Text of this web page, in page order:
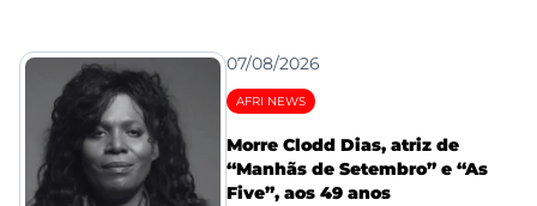
07/08/2026
AFRI NEWS
Morre Clodd Dias, atriz de
“Manhãs de Setembro” e “As
Five”, aos 49 anos